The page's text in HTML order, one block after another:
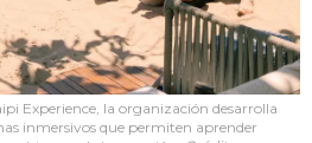
Experience, la organización desarrolla
inmersivos que permiten aprender